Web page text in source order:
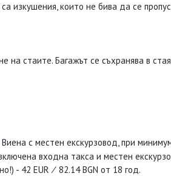
изкушения, които не бива да се
на стаите. Багажът се съхранява в
с местен екскурзовод, при
входна такса и местен
- 42 EUR ∕ 82.14 BGN от 18 год.